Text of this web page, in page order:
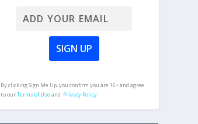
By clicking Sign Me Up, you confirm you are 16+ and agree
to ourTerms of Useand Privacy Policy.